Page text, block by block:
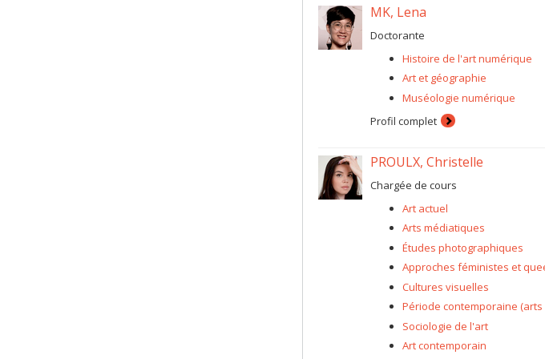
MK, Lena
Doctorante
Histoire de l'art numérique
Art et géographie
Muséologie numérique
Profil complet
PROULX, Christelle
Chargée de cours
Art actuel
Arts médiatiques
Études photographiques
Approches féministes et
Cultures visuelles
Période
Sociologie de l'art
Art contemporain